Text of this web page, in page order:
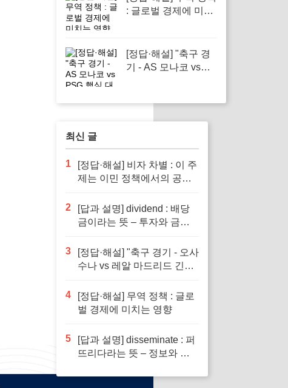
: 글로벌 경제에 미치
[정답·해설] "축구 경
기 - AS 모나코 vs
최신 글
1
[정답·해설] 비자 차별 : 이 주
제는 이민 정책에서의 공정
2
[답과 설명] dividend : 배당
금이라는 뜻 – 투자와 금융
알아야 할 단어입니다
3
[정답·해설] "축구 경기 - 오사
수나 vs 레알 마드리드 긴장
4
[정답·해설] 무역 정책 : 글로
벌 경제에 미치는 영향
5
[답과 설명] disseminate : 퍼
뜨리다라는 뜻 – 정보와 지
할을 하는 단어